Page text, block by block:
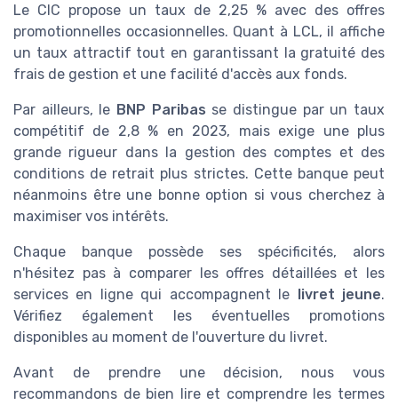
Le CIC propose un taux de 2,25 % avec des offres
promotionnelles occasionnelles. Quant à LCL, il affiche
un taux attractif tout en garantissant la gratuité des
frais de gestion et une facilité d'accès aux fonds.
Par ailleurs, le BNP Paribas se distingue par un taux
compétitif de 2,8 % en 2023, mais exige une plus
grande rigueur dans la gestion des comptes et des
conditions de retrait plus strictes. Cette banque peut
néanmoins être une bonne option si vous cherchez à
maximiser vos intérêts.
Chaque banque possède ses spécificités, alors
n'hésitez pas à comparer les offres détaillées et les
services en ligne qui accompagnent le livret jeune.
Vérifiez également les éventuelles promotions
disponibles au moment de l'ouverture du livret.
Avant de prendre une décision, nous vous
recommandons de bien lire et comprendre les termes